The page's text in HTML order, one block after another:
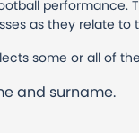
performance.
as they relate to
some or all of
and surname.